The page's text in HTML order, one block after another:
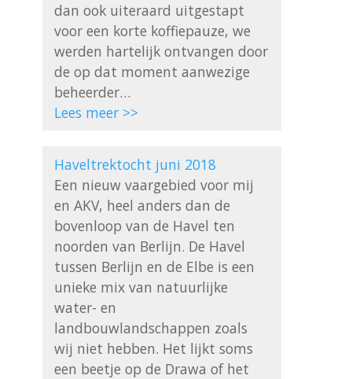
dan ook uiteraard uitgestapt
voor een korte koffiepauze, we
werden hartelijk ontvangen door
de op dat moment aanwezige
Lees meer >>
Haveltrektocht juni 2018
Een nieuw vaargebied voor mij
en AKV, heel anders dan de
bovenloop van de Havel ten
noorden van Berlijn. De Havel
tussen Berlijn en de Elbe is een
unieke mix van natuurlijke
water- en
landbouwlandschappen zoals
wij niet hebben. Het lijkt soms
een beetje op de Drawa of het